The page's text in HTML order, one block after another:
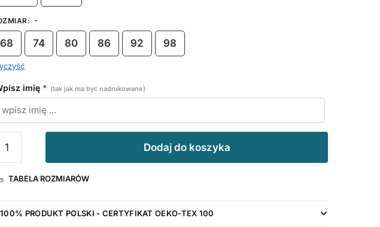
: -
68 74 80 86 92 98
imię * (tak jak ma być nadrukowane)
Dodaj do koszyka
TABELA ROZMIARÓW
100% PRODUKT POLSKI - CERTYFIKAT OEKO-TEX 100